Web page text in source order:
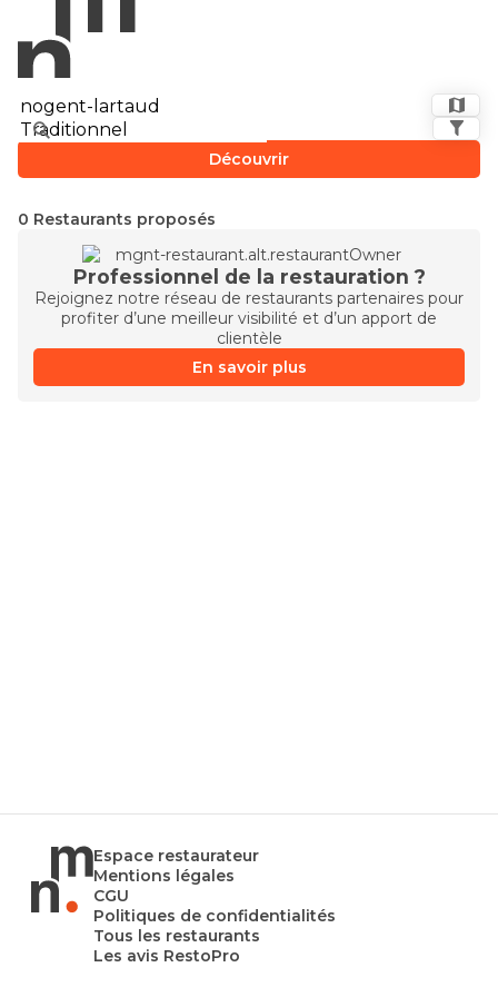
Découvrir
0 Restaurants proposés
Professionnel de la restauration ?
Rejoignez notre réseau de restaurants partenaires pour
profiter d’une meilleur visibilité et d’un apport de
clientèle
En savoir plus
Espace restaurateur
Mentions légales
CGU
Politiques de confidentialités
Tous les restaurants
Les avis RestoPro